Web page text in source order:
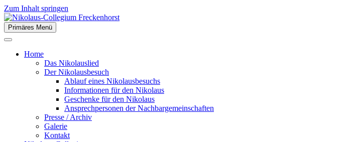
Zum Inhalt springen
Nikolaus-Collegium Freckenhorst
der Stiftsstadt Freckenhorst e.V.
Primäres Menü
Home
Das Nikolauslied
Der Nikolausbesuch
Ablauf eines Nikolausbesuchs
Informationen für den Nikolaus
Geschenke für den Nikolaus
Ansprechpersonen der Nachbargemeinschaften
Presse / Archiv
Galerie
Kontakt